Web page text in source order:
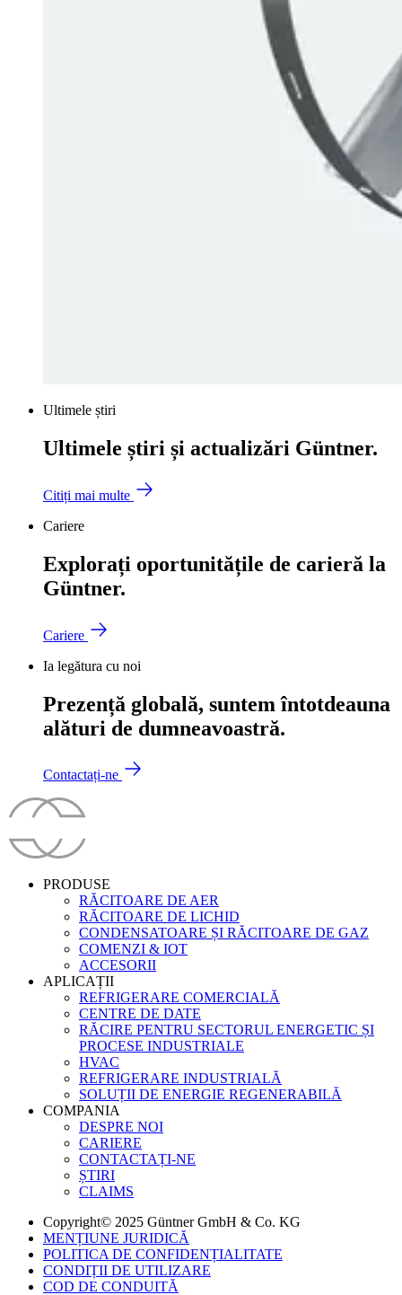
Ultimele știri
Ultimele știri și actualizări Güntner.
Citiți mai multe
Cariere
Explorați oportunitățile de carieră la
Güntner.
Cariere
Ia legătura cu noi
Prezență globală, suntem întotdeauna
alături de dumneavoastră.
Contactați-ne
PRODUSE
RĂCITOARE DE AER
RĂCITOARE DE LICHID
CONDENSATOARE ȘI RĂCITOARE DE GAZ
COMENZI & IOT
ACCESORII
APLICAȚII
REFRIGERARE COMERCIALĂ
CENTRE DE DATE
RĂCIRE PENTRU SECTORUL ENERGETIC ȘI
PROCESE INDUSTRIALE
HVAC
REFRIGERARE INDUSTRIALĂ
SOLUȚII DE ENERGIE REGENERABILĂ
COMPANIA
DESPRE NOI
CARIERE
CONTACTAȚI-NE
ȘTIRI
CLAIMS
Copyright© 2025 Güntner GmbH & Co. KG
MENȚIUNE JURIDICĂ
POLITICA DE CONFIDENȚIALITATE
CONDIȚII DE UTILIZARE
COD DE CONDUITĂ